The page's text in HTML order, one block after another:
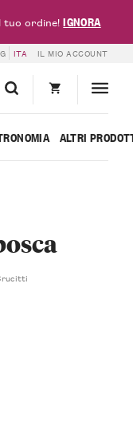
ITA IL MIO ACCOUNT
ALTRI
tuo ordine!IGNORA